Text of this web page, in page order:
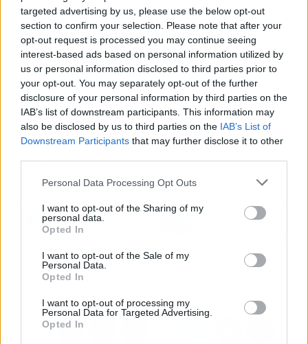
targeted advertising by us, please use the below opt-out
section to confirm your selection. Please note that after your
opt-out request is processed you may continue seeing
interest-based ads based on personal information utilized by
us or personal information disclosed to third parties prior to
your opt-out. You may separately opt-out of the further
disclosure of your personal information by third parties on the
IAB’s list of downstream participants. This information may
also be disclosed by us to third parties on the IAB’s List of
Downstream Participants that may further disclose it to other
Personal Data Processing Opt Outs
I want to opt-out of the Sharing of my
personal data.
Opted In
I want to opt-out of the Sale of my
Personal Data.
Opted In
I want to opt-out of processing my
Personal Data for Targeted Advertising.
Opted In
calibre. Si la ves, cógela ya.
El resumen para vagos (TL;DR)
🎯¿Qué ha pasado?LIDL ha lanzado una freidora de aire con
doble bandeja y 9,5 L por 59,99 €.
🔥¿Por qué importa?Porque cuesta la mitad que sus rivales y
ya se está agotando en tiendas.
¿Nos afecta o es solo un meme?
Artículo anterior
Los Domingos parte
Platino 2026 marcados
por el cruce Ayuso-
Sheinbaum
Artículo siguiente
Stranger than Heaven: el